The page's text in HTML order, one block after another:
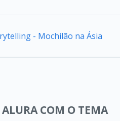
- Mochilão na Ásia
COM O TEMA